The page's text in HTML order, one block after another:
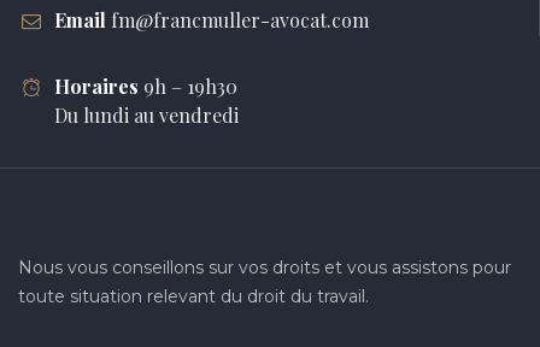
Email fm@francmuller-avocat.com
Horaires 9h – 19h30
Du lundi au vendredi
Nous vous conseillons sur vos droits et vous assistons pour
toute situation relevant du droit du travail.